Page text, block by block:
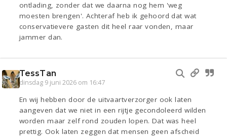
ontlading, zonder dat we daarna nog hem 'weg
moesten brengen'. Achteraf heb ik gehoord dat wat
conservatievere gasten dit heel raar vonden, maar
jammer dan.
TessTan
dinsdag 9 juni 2026 om 16:47
En wij hebben door de uitvaartverzorger ook laten
aangeven dat we niet in een rijtje gecondoleerd wilden
worden maar zelf rond zouden lopen. Dat was heel
prettig. Ook laten zeggen dat mensen geen afscheid